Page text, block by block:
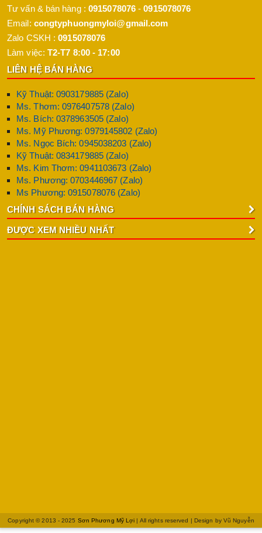
Tư vấn & bán hàng : 0915078076 -0915078076
Email: congtyphuongmyloi@gmail.com
Zalo CSKH :0915078076
Làm việc: T2-T7 8:00 - 17:00
LIÊN HỆ BÁN HÀNG
Kỹ Thuật: 0903179885 (Zalo)
Ms. Thơm: 0976407578 (Zalo)
Ms. Bích: 0378963505 (Zalo)
Ms. Mỹ Phương: 0979145802 (Zalo)
Ms. Ngọc Bích: 0945038203 (Zalo)
Kỹ Thuật: 0834179885 (Zalo)
Ms. Kim Thơm: 0941103673 (Zalo)
Ms. Phương: 0703446967 (Zalo)
Ms Phương: 0915078076 (Zalo)
CHÍNH SÁCH BÁN HÀNG
ĐƯỢC XEM NHIỀU NHẤT
Copyright © 2013 - 2025 Sơn Phương Mỹ Lợi | All rights reserved | Design by Vũ Nguyễn